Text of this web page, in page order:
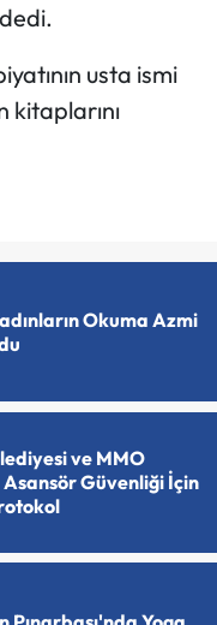
usta ismi
kitaplarını
Okuma Azmi
ve MMO
Güvenliği İçin